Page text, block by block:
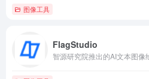
图像工具
FlagStudio
智源研究院推出的AI文本图像